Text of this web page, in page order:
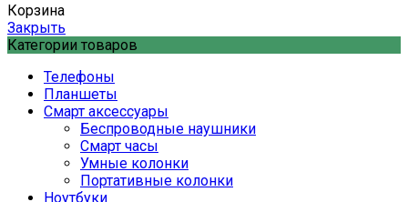
Корзина
Закрыть
Категории товаров
Телефоны
Планшеты
Смарт аксессуары
Беспроводные наушники
Смарт часы
Умные колонки
Портативные колонки
Ноутбуки